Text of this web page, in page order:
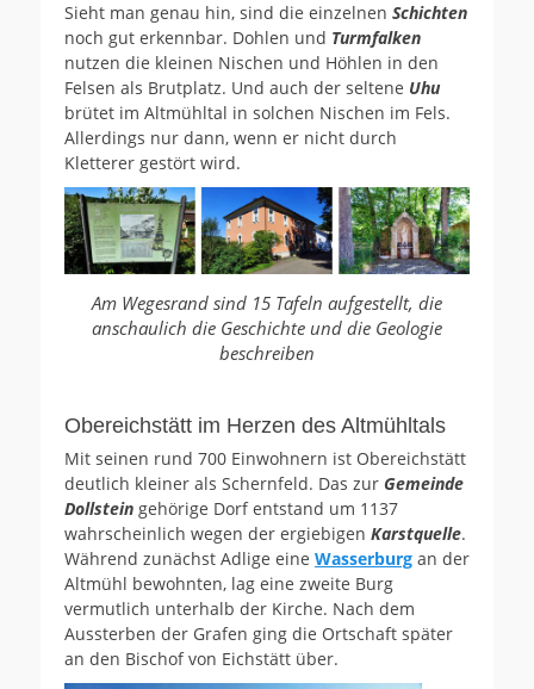
Sieht man genau hin, sind die einzelnen Schichten
noch gut erkennbar. Dohlen und Turmfalken
nutzen die kleinen Nischen und Höhlen in den
Felsen als Brutplatz. Und auch der seltene Uhu
brütet im Altmühltal in solchen Nischen im Fels.
Allerdings nur dann, wenn er nicht durch
Kletterer gestört wird.
Am Wegesrand sind 15 Tafeln aufgestellt, die
anschaulich die Geschichte und die Geologie
beschreiben
Obereichstätt im Herzen des Altmühltals
Mit seinen rund 700 Einwohnern ist Obereichstätt
deutlich kleiner als Schernfeld. Das zur Gemeinde
Dollstein gehörige Dorf entstand um 1137
wahrscheinlich wegen der ergiebigen Karstquelle.
Während zunächst Adlige eine Wasserburg an der
Altmühl bewohnten, lag eine zweite Burg
vermutlich unterhalb der Kirche. Nach dem
Aussterben der Grafen ging die Ortschaft später
an den Bischof von Eichstätt über.